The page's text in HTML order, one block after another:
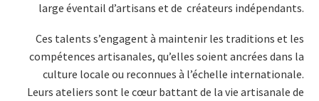
large éventail d’artisans et de créateurs indépendants.
Ces talents s’engagent à maintenir les traditions et les
compétences artisanales, qu’elles soient ancrées dans la
culture locale ou reconnues à l’échelle internationale.
Leurs ateliers sont le cœur battant de la vie artisanale de